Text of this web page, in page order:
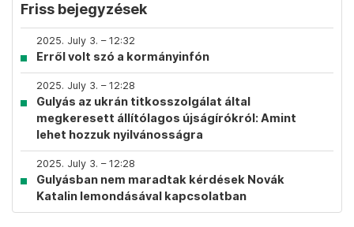
Friss bejegyzések
2025. July 3. – 12:32
Erről volt szó a kormányinfón
2025. July 3. – 12:28
Gulyás az ukrán titkosszolgálat által
megkeresett állítólagos újságírókról: Amint
lehet hozzuk nyilvánosságra
2025. July 3. – 12:28
Gulyásban nem maradtak kérdések Novák
Katalin lemondásával kapcsolatban